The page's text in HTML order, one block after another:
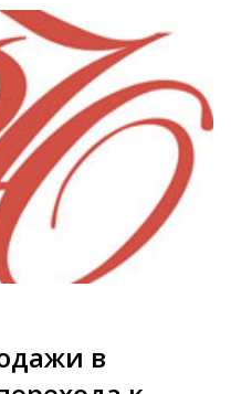
в